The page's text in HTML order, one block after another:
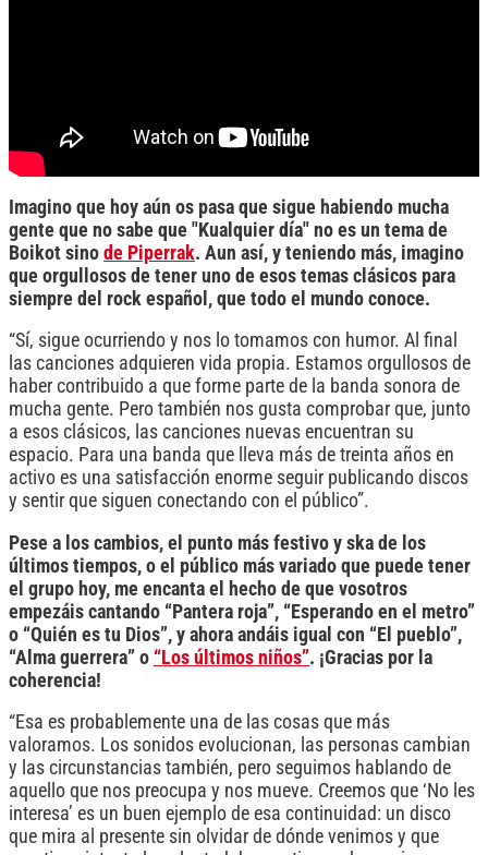
Imagino que hoy aún os pasa que sigue habiendo mucha
gente que no sabe que "Kualquier día" no es un tema de
Boikot sino de Piperrak. Aun así, y teniendo más, imagino
que orgullosos de tener uno de esos temas clásicos para
siempre del rock español, que todo el mundo conoce.
“Sí, sigue ocurriendo y nos lo tomamos con humor. Al final
las canciones adquieren vida propia. Estamos orgullosos de
haber contribuido a que forme parte de la banda sonora de
mucha gente. Pero también nos gusta comprobar que, junto
a esos clásicos, las canciones nuevas encuentran su
espacio. Para una banda que lleva más de treinta años en
activo es una satisfacción enorme seguir publicando discos
y sentir que siguen conectando con el público”.
Pese a los cambios, el punto más festivo y ska de los
últimos tiempos, o el público más variado que puede tener
el grupo hoy, me encanta el hecho de que vosotros
empezáis cantando “Pantera roja”, “Esperando en el metro”
o “Quién es tu Dios”, y ahora andáis igual con “El pueblo”,
“Alma guerrera” o “Los últimos niños”. ¡Gracias por la
coherencia!
“Esa es probablemente una de las cosas que más
valoramos. Los sonidos evolucionan, las personas cambian
y las circunstancias también, pero seguimos hablando de
aquello que nos preocupa y nos mueve. Creemos que ‘No les
interesa’ es un buen ejemplo de esa continuidad: un disco
que mira al presente sin olvidar de dónde venimos y que